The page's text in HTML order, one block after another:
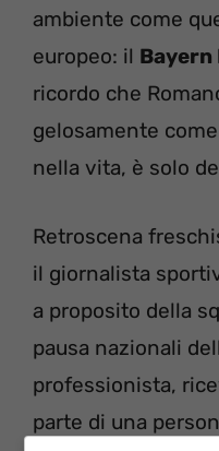
ambiente come
europeo: il Bayern
ricordo che
gelosamente
nella vita, è solo
Retroscena
il giornalista
a proposito della
pausa nazionali
professionista,
parte di una